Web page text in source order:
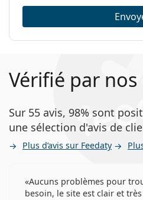
Vérifié par
Sur 55 avis, 98% sont
une sélection d'avis de
Plus d’avis sur Feedaty
Aucuns problèmes pour
besoin, le site est clair et